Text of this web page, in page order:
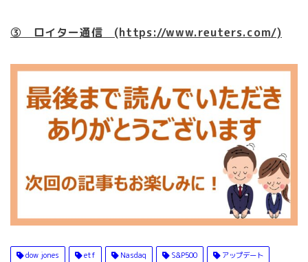
③ ロイター通信 (https://www.reuters.com/)
dow jones etf Nasdaq S&P500 アップデート